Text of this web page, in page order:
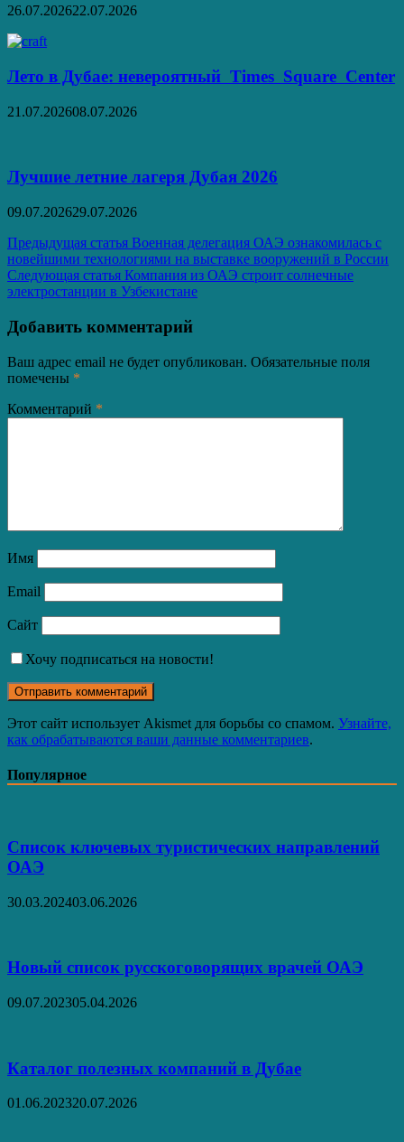
26.07.202622.07.2026
Лето в Дубае: невероятный Times Square Center
21.07.202608.07.2026
Лучшие летние лагеря Дубая 2026
09.07.202629.07.2026
Навигация
по
записям
Предыдущая статья Военная делегация ОАЭ ознакомилась с
новейшими технологиями на выставке вооружений в России
Следующая статья Компания из ОАЭ строит солнечные
электростанции в Узбекистане
Добавить комментарий
Ваш адрес email не будет опубликован. Обязательные поля
помечены *
Комментарий *
Имя
Email
Сайт
Хочу подписаться на новости!
Этот сайт использует Akismet для борьбы со спамом. Узнайте,
как обрабатываются ваши данные комментариев.
Популярное
Список ключевых туристических направлений
ОАЭ
30.03.202403.06.2026
Новый список русскоговорящих врачей ОАЭ
09.07.202305.04.2026
Каталог полезных компаний в Дубае
01.06.202320.07.2026